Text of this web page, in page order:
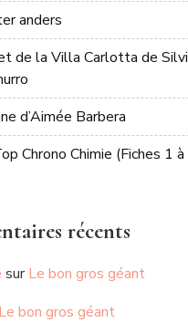
anders
de la Villa Carlotta de
d’Aimée Barbera
Chrono Chimie (Fiches 1 à
récents
surLe bon gros géant
Le bon gros géant